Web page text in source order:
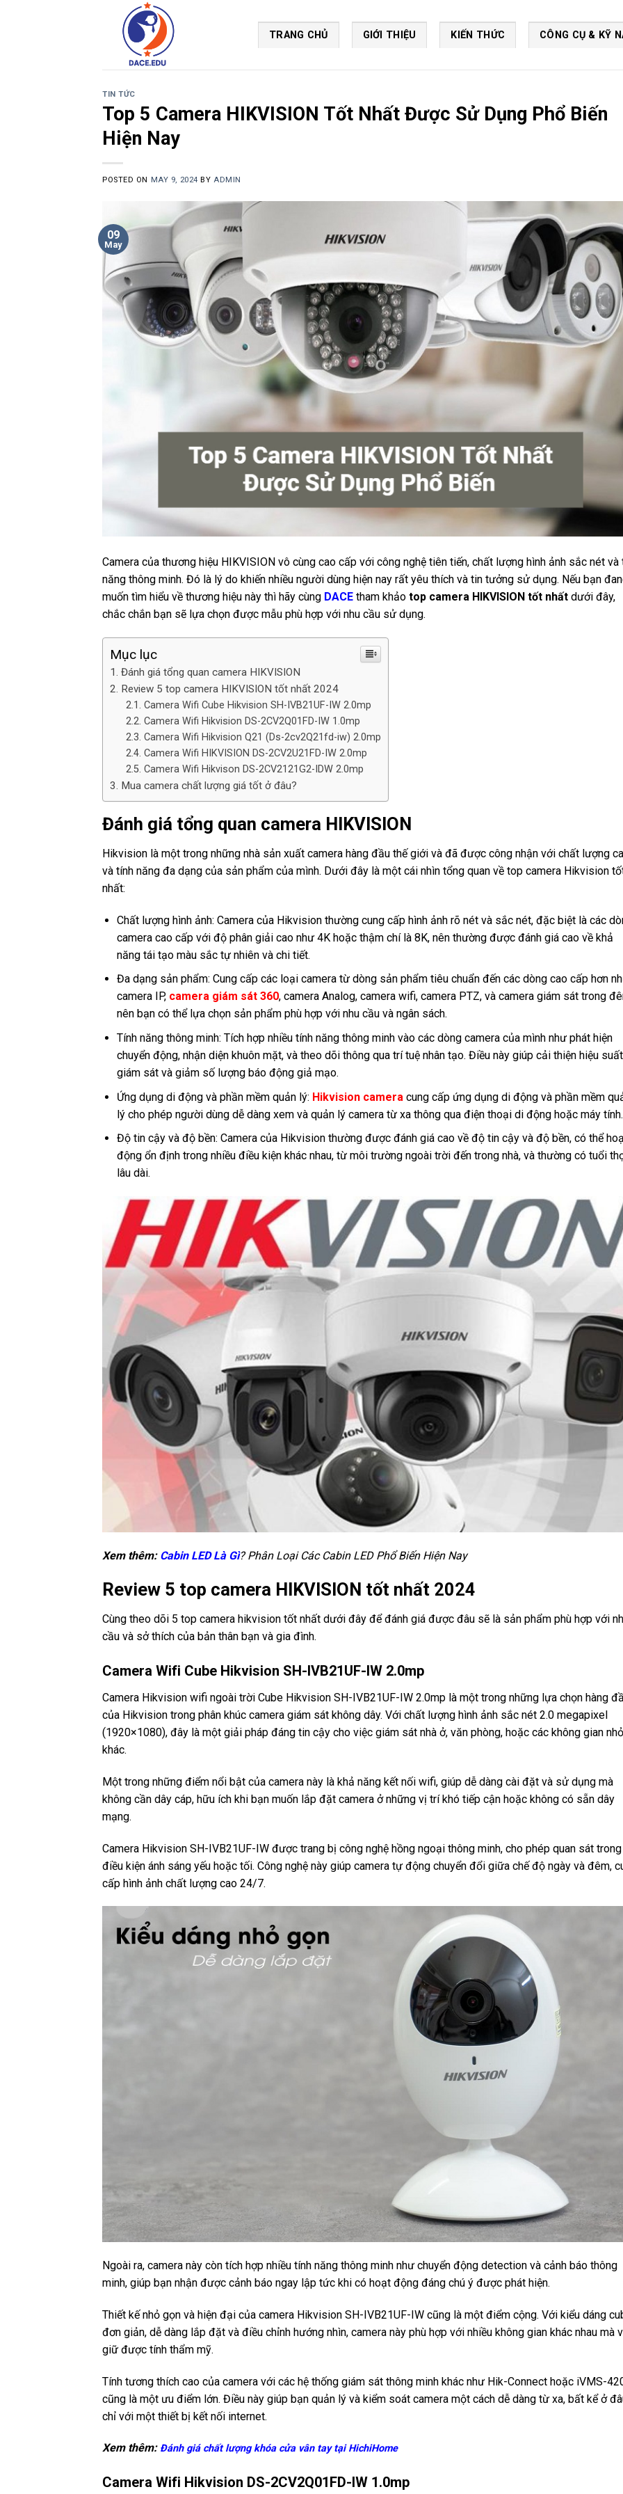
TRANG CHỦ GIỚI THIỆU KIẾN THỨC CÔNG CỤ & KỸ
TIN TỨC
Top 5 Camera HIKVISION Tốt Nhất Được Sử Dụng Phổ Biến
Hiện Nay
POSTED ON MAY 9, 2024 BY ADMIN
09
May
Camera của thương hiệu HIKVISION vô cùng cao cấp với công nghệ tiên tiến, chất lượng hình ảnh sắc nét và
năng thông minh. Đó là lý do khiến nhiều người dùng hiện nay rất yêu thích và tin tưởng sử dụng. Nếu bạn
muốn tìm hiểu về thương hiệu này thì hãy cùng DACE tham khảo top camera HIKVISION tốt nhất dưới đây,
chắc chắn bạn sẽ lựa chọn được mẫu phù hợp với nhu cầu sử dụng.
Mục lục
Đánh giá tổng quan camera HIKVISION
Review 5 top camera HIKVISION tốt nhất 2024
Camera Wifi Cube Hikvision SH-IVB21UF-IW 2.0mp
Camera Wifi Hikvision DS-2CV2Q01FD-IW 1.0mp
Camera Wifi Hikvision Q21 (Ds-2cv2Q21fd-iw) 2.0mp
Camera Wifi HIKVISION DS-2CV2U21FD-IW 2.0mp
Camera Wifi Hikvison DS-2CV2121G2-IDW 2.0mp
Mua camera chất lượng giá tốt ở đâu?
Đánh giá tổng quan camera HIKVISION
Hikvision là một trong những nhà sản xuất camera hàng đầu thế giới và đã được công nhận với chất lượng
và tính năng đa dạng của sản phẩm của mình. Dưới đây là một cái nhìn tổng quan về top camera Hikvision
nhất:
Chất lượng hình ảnh: Camera của Hikvision thường cung cấp hình ảnh rõ nét và sắc nét, đặc biệt là các
camera cao cấp với độ phân giải cao như 4K hoặc thậm chí là 8K, nên thường được đánh giá cao về khả
năng tái tạo màu sắc tự nhiên và chi tiết.
Đa dạng sản phẩm: Cung cấp các loại camera từ dòng sản phẩm tiêu chuẩn đến các dòng cao cấp hơn
camera IP, camera giám sát 360, camera Analog, camera wifi, camera PTZ, và camera giám sát trong
nên bạn có thể lựa chọn sản phẩm phù hợp với nhu cầu và ngân sách.
Tính năng thông minh: Tích hợp nhiều tính năng thông minh vào các dòng camera của mình như phát hiện
chuyển động, nhận diện khuôn mặt, và theo dõi thông qua trí tuệ nhân tạo. Điều này giúp cải thiện hiệu suất
giám sát và giảm số lượng báo động giả mạo.
Ứng dụng di động và phần mềm quản lý: Hikvision camera cung cấp ứng dụng di động và phần mềm
lý cho phép người dùng dễ dàng xem và quản lý camera từ xa thông qua điện thoại di động hoặc máy tính.
Độ tin cậy và độ bền: Camera của Hikvision thường được đánh giá cao về độ tin cậy và độ bền, có thể
động ổn định trong nhiều điều kiện khác nhau, từ môi trường ngoài trời đến trong nhà, và thường có tuổi
lâu dài.
Xem thêm: Cabin LED Là Gì? Phân Loại Các Cabin LED Phổ Biến Hiện Nay
Review 5 top camera HIKVISION tốt nhất 2024
Cùng theo dõi 5 top camera hikvision tốt nhất dưới đây để đánh giá được đâu sẽ là sản phẩm phù hợp với
cầu và sở thích của bản thân bạn và gia đình.
Camera Wifi Cube Hikvision SH-IVB21UF-IW 2.0mp
Camera Hikvision wifi ngoài trời Cube Hikvision SH-IVB21UF-IW 2.0mp là một trong những lựa chọn hàng
của Hikvision trong phân khúc camera giám sát không dây. Với chất lượng hình ảnh sắc nét 2.0 megapixel
(1920×1080), đây là một giải pháp đáng tin cậy cho việc giám sát nhà ở, văn phòng, hoặc các không gian nhỏ
khác.
Một trong những điểm nổi bật của camera này là khả năng kết nối wifi, giúp dễ dàng cài đặt và sử dụng mà
không cần dây cáp, hữu ích khi bạn muốn lắp đặt camera ở những vị trí khó tiếp cận hoặc không có sẵn dây
mạng.
Camera Hikvision SH-IVB21UF-IW được trang bị công nghệ hồng ngoại thông minh, cho phép quan sát trong
điều kiện ánh sáng yếu hoặc tối. Công nghệ này giúp camera tự động chuyển đổi giữa chế độ ngày và đêm,
cấp hình ảnh chất lượng cao 24/7.
Ngoài ra, camera này còn tích hợp nhiều tính năng thông minh như chuyển động detection và cảnh báo thông
minh, giúp bạn nhận được cảnh báo ngay lập tức khi có hoạt động đáng chú ý được phát hiện.
Thiết kế nhỏ gọn và hiện đại của camera Hikvision SH-IVB21UF-IW cũng là một điểm cộng. Với kiểu dáng
đơn giản, dễ dàng lắp đặt và điều chỉnh hướng nhìn, camera này phù hợp với nhiều không gian khác nhau mà
giữ được tính thẩm mỹ.
Tính tương thích cao của camera với các hệ thống giám sát thông minh khác như Hik-Connect hoặc iVMS-
cũng là một ưu điểm lớn. Điều này giúp bạn quản lý và kiểm soát camera một cách dễ dàng từ xa, bất kể ở
chỉ với một thiết bị kết nối internet.
Xem thêm: Đánh giá chất lượng khóa cửa vân tay tại HichiHome
Camera Wifi Hikvision DS-2CV2Q01FD-IW 1.0mp